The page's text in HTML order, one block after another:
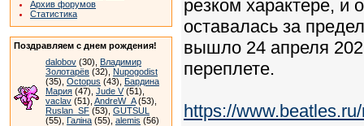
Архив форумов
Статистика
Поздравляем с днем рождения!
dalobov (30), Владимир
Золотарёв (32), Nupogodist
(35), Octopus (43), Бардина
Мария (47), Jude V(51),
vaclav (51), AndreW_A(53),
Ruslan_SF (53), GUTSUL
(55), Галіна (55), alemis (56)
резком характере, и
оставалась за
вышло 24 апреля
переплете.
https://